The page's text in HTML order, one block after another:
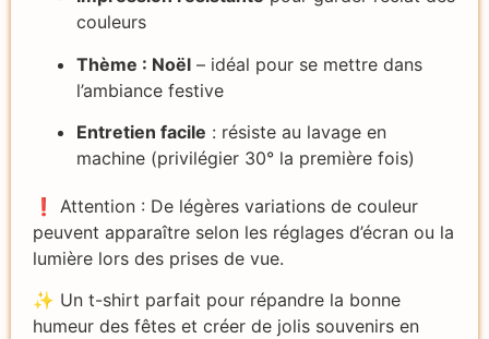
couleurs
Thème : Noël – idéal pour se mettre dans
l’ambiance festive
Entretien facile : résiste au lavage en
machine (privilégier 30° la première fois)
❗ Attention : De légères variations de couleur
peuvent apparaître selon les réglages d’écran ou la
lumière lors des prises de vue.
✨ Un t-shirt parfait pour répandre la bonne
humeur des fêtes et créer de jolis souvenirs en